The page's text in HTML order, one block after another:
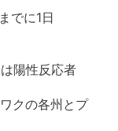
でに1日
陽性反応者
クの各州とプ